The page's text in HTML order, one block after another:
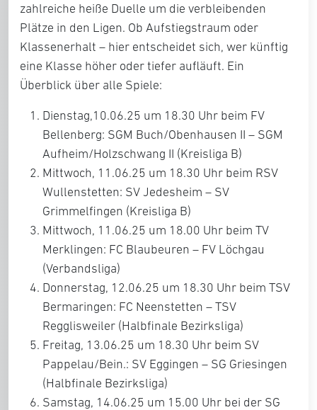
zahlreiche heiße Duelle um die verbleibenden
Plätze in den Ligen. Ob Aufstiegstraum oder
Klassenerhalt – hier entscheidet sich, wer künftig
eine Klasse höher oder tiefer aufläuft. Ein
Überblick über alle Spiele:
Dienstag,10.06.25 um 18.30 Uhr beim FV
Bellenberg: SGM Buch/Obenhausen II – SGM
Aufheim/Holzschwang II (Kreisliga B)
Mittwoch, 11.06.25 um 18.30 Uhr beim RSV
Wullenstetten: SV Jedesheim – SV
Grimmelfingen (Kreisliga B)
Mittwoch, 11.06.25 um 18.00 Uhr beim TV
Merklingen: FC Blaubeuren – FV Löchgau
(Verbandsliga)
Donnerstag, 12.06.25 um 18.30 Uhr beim TSV
Bermaringen: FC Neenstetten – TSV
Regglisweiler (Halbfinale Bezirksliga)
Freitag, 13.06.25 um 18.30 Uhr beim SV
Pappelau/Bein.: SV Eggingen – SG Griesingen
(Halbfinale Bezirksliga)
Samstag, 14.06.25 um 15.00 Uhr bei der SG